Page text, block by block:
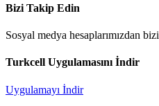
Bizi Takip Edin
Sosyal medya hesaplarımızdan
Turkcell Uygulamasını İndir
Uygulamayı İndir